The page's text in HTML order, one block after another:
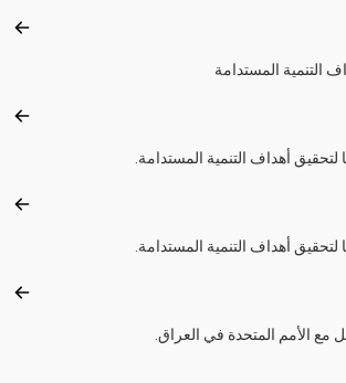
التنمية المستدامة
أهداف التنمية المستدامة.
أهداف التنمية المستدامة.
الأمم المتحدة في العراق.